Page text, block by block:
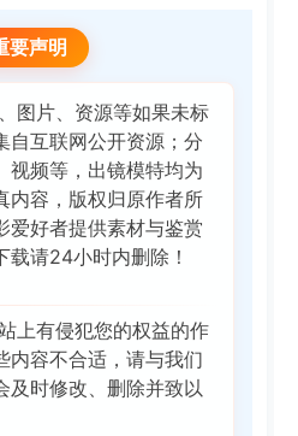
要声明
图片、资源等如果未标
自互联网公开资源；分
视频等，出镜模特均为
内容，版权归原作者所
爱好者提供素材与鉴赏
载请24小时内删除！
上有侵犯您的权益的作
内容不合适，请与我们
及时修改、删除并致以